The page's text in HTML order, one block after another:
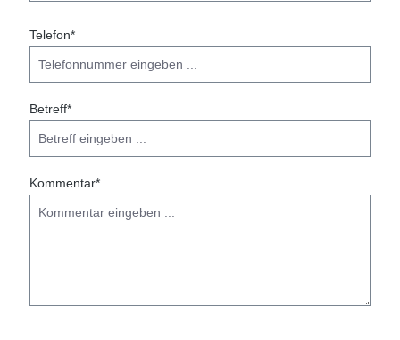
Telefon*
Betreff*
Kommentar*